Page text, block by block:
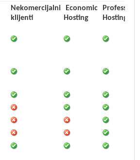
Nekomercijalni
klijenti
Economic
Hosting
Hosting